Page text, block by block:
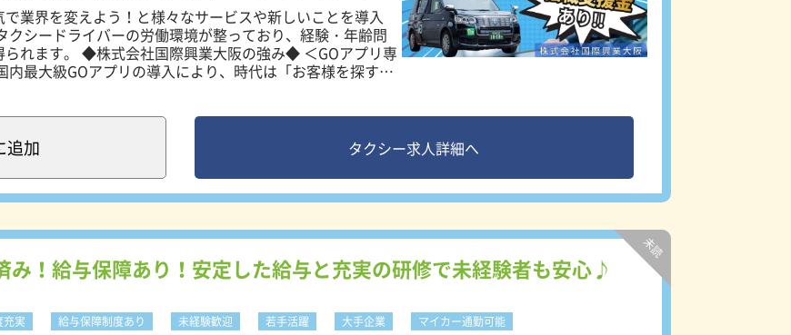
カー通勤可
業界を変えよう！と様々なサービスや新しいことを導入
クシードライバーの労働環境が整っており、経験・年齢問
強み◆ ＜GOアプリ専
内最大級GOアプリの導入により、時代は「お客様を探す」
良顧客や有名ホテルからの依頼もあり、安定した営業売上
。GOアプリについては、配車回数が増加中！更に配車効率
ネスマン・若年層の方達からの利用が増加しており、乗
ステム＞ タクシードライバー
書き等の記入の必要はありません。事務作業を軽減し、
、バックモニター、車内防護板、オリジナル防犯などドラ
設置しています。 ＜休みの日は有意義に過
出勤明けの日や公休を利用して有効に時間を使う事が出来
せると、日中動ける時間がとても多く確保でき、その時
追加 タクシー求人詳細へ
み！給与保障あり！安定した給与と充実の研修で未経験者も安心♪
充実 給与保障制度あり 未経験歓迎 若手活躍 大手企業 マイカー通勤可能